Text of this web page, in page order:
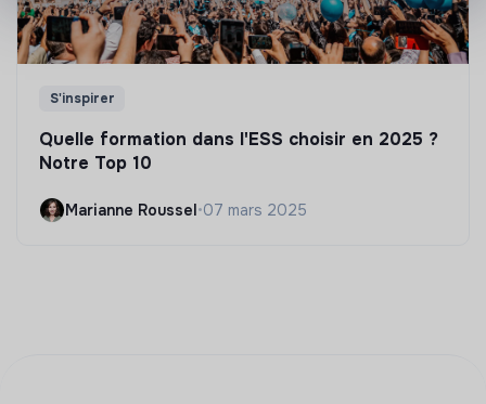
S'inspirer
Quelle formation dans l'ESS choisir en 2025 ?
Notre Top 10
Marianne Roussel•07 mars 2025